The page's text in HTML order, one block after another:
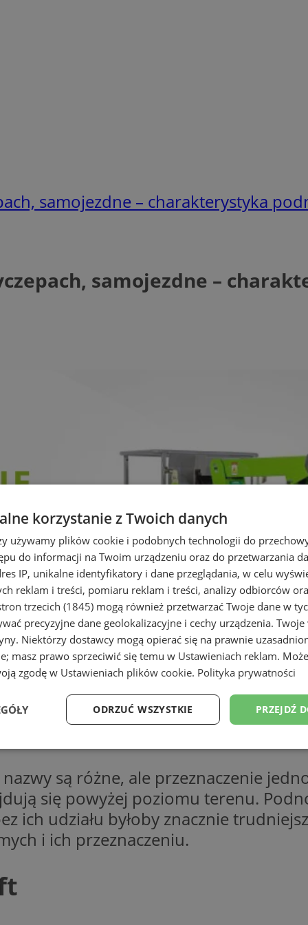
samojezdne – charakterystyka
samojezdne –
są różne, ale przeznaczenie
się powyżej poziomu terenu.
ich udziału byłoby znacznie
i ich przeznaczeniu.
korzystanie z Twoich danych
używamy plików cookie i podobnych technologii do
do informacji na Twoim urządzeniu oraz do przetwarzania
IP, unikalne identyfikatory i dane przeglądania, w celu
reklam i treści, pomiaru reklam i treści, analizy odbiorców
trzecich (1845) mogą również przetwarzać Twoje dane w
precyzyjne dane geolokalizacyjne i cechy urządzenia.
Niektórzy dostawcy mogą opierać się na prawnie
masz prawo sprzeciwić się temu w Ustawieniach reklam.
zgodę w Ustawieniach plików cookie. Polityka prywatności
PRZEJDŹ
ODRZUĆ WSZYSTKIE
Wydajność Targetowanie Funkcjonalność
Wydajność Targetowanie Funkcjonalność
niezbędnych plików cookie nie można prawidłowo korzystać ze strony internetowej.